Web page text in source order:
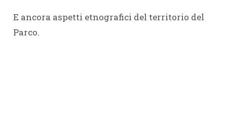
E ancora aspetti etnografici del territorio del
Parco.